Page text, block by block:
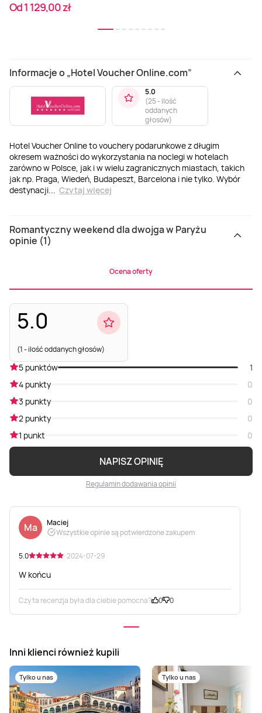
Od 1 129,00 zł
Informacje o „Hotel Voucher Online.com”
Hotel Voucher Online to vouchery podarunkowe z długim
okresem ważności do wykorzystania na noclegi w hotelach
zarówno w Polsce, jak i w wielu zagranicznych miastach, takich
jak np. Praga, Wiedeń, Budapeszt, Barcelona i nie tylko. Wybór
destynacji... Czytaj więcej
5.0
(25 - ilość
oddanych
głosów)
Romantyczny weekend dla dwojga w Paryżu
opinie (1)
Ocena oferty
5.0
(1 - ilość oddanych głosów)
NAPISZ OPINIĘ
Regulamin dodawania opinii
5 punktów
1
4 punkty
0
3 punkty
0
2 punkty
0
1 punkt
0
Ma
Maciej
Wszystkie opinie są potwierdzone zakupem
5.0 · 2024-07-29
W końcu
Czy ta recenzja była dla ciebie pomocna? 0 0
Inni klienci również kupili
Tylko u nas Tylko u nas